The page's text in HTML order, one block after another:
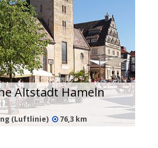
Altstadt Hameln
(Luftlinie) 76,3 km